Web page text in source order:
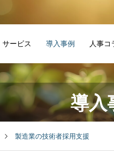
サービス 導入事例 人事コ
製造業の技術者採
用支援
人材紹介会社との
成果は変わる
導入
製造業の技術者採用支援